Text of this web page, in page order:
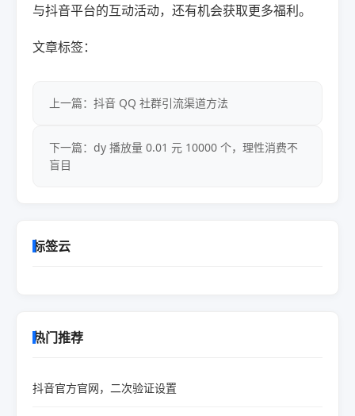
与抖音平台的互动活动，还有机会获取更多福利。
文章标签：
上一篇：抖音 QQ 社群引流渠道方法
下一篇：dy 播放量 0.01 元 10000 个，理性消费不
盲目
标签云
热门推荐
抖音官方官网，二次验证设置